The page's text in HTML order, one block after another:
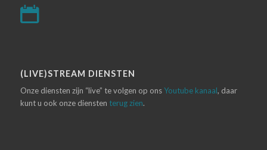
(LIVE)STREAM DIENSTEN
Onze diensten zijn “live” te volgen op onsYoutube kanaal, daar
kunt u ook onze diensten terug zien.